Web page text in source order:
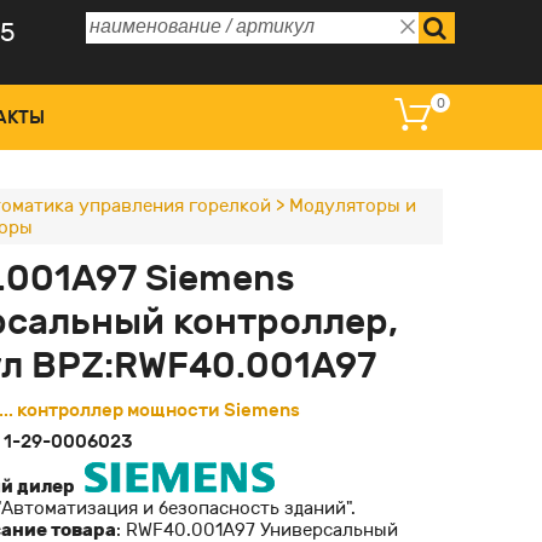
и дисплеи
катушки
преобразователи
регулирующие
0
управления горелкой > Модуляторы и
Siemens
контроллер,
BPZ:RWF40.001A97
контроллер мощности Siemens
1-29-0006023
дилер
и безопасность зданий".
товара: RWF40.001A97 Универсальный